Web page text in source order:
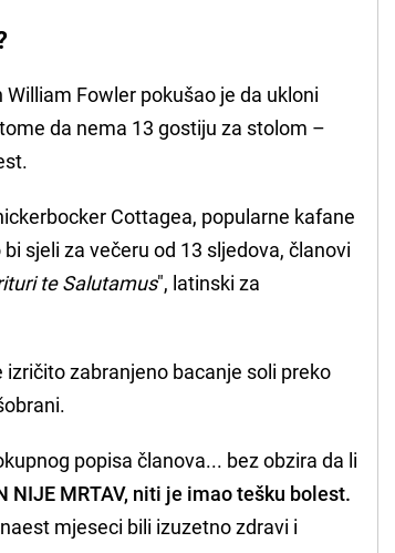
Fowler pokušao je da ukloni
da nema 13 gostiju za stolom –
Cottagea, popularne kafane
sjeli za večeru od 13 sljedova, članovi
te Salutamus", latinski za
zabranjeno bacanje soli preko
popisa članova... bez obzira da li
NIJE MRTAV, niti je imao tešku bolest.
mjeseci bili izuzetno zdravi i